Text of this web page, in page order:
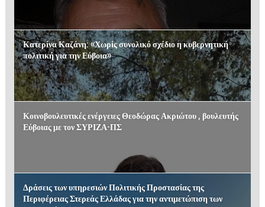
Κατερίνα Καζάνη: «Χωρίς συνολικό σχέδιο η κυβερνητική
πολιτική για την Εύβοια»
Κοινοβουλευτικές ενέργειες Θεοδώρας Ακριώτου , βουλευτής
Εύβοιας με τον ΣΥΡΙΖΑ-ΠΣ
Δράσεις των υπηρεσιών Πολιτικής Προστασίας της
Περιφέρειας Στερεάς Ελλάδας για την αντιμετώπιση των